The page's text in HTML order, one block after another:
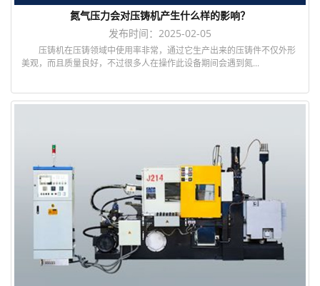
氮气压力会对压铸机产生什么样的影响？
发布时间：2025-02-05
压铸机在压铸领域中使用率非常，通过它生产出来的压铸件不仅外形
美观，而且质量良好，不过很多人在操作此设备期间会遇到氮...